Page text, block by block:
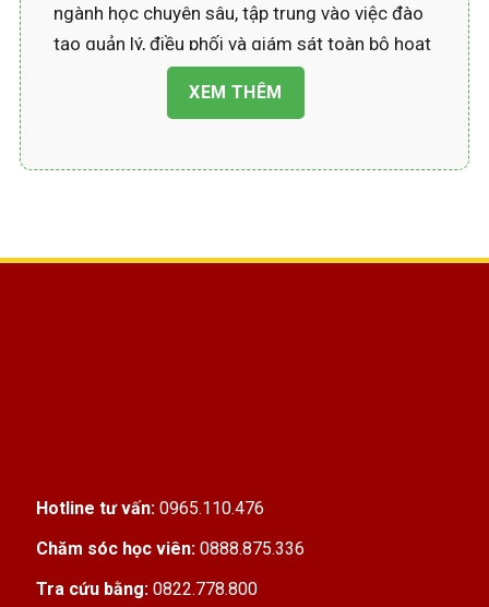
ngành học chuyên sâu, tập trung vào việc đào
tạo quản lý, điều phối và giám sát toàn bộ hoạt
động trong Quản trị khách sạn với mong muốn
sẽ mang đến những trải nghiệm xứng đáng
nâng cao được chất lượng dịch vụ lưu trú giúp
Người họcngành Quản trị khách sạnsẽ được
dịch vụ lưu trú.
XEM THÊM
Hotline tư vấn: 0965.110.476
Chăm sóc học viên: 0888.875.336
Tra cứu bằng: 0822.778.800